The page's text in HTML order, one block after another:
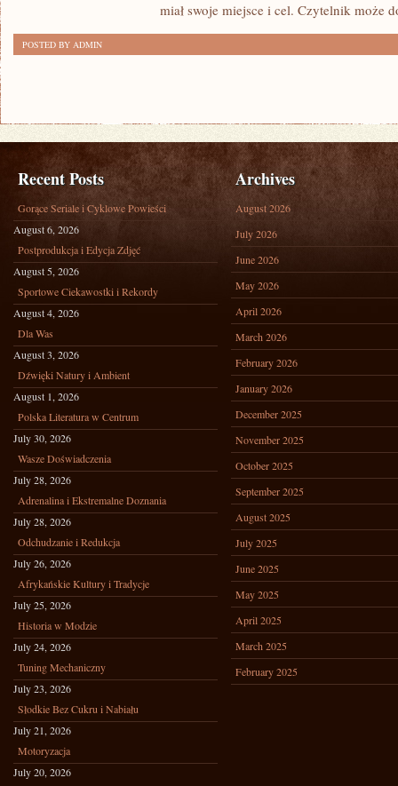
miał swoje miejsce i cel. Czytelnik może
POSTED BY ADMIN
Recent Posts
Gorące Seriale i Cyklowe Powieści
August 6, 2026
Postprodukcja i Edycja Zdjęć
August 5, 2026
Sportowe Ciekawostki i Rekordy
August 4, 2026
Dla Was
August 3, 2026
Dźwięki Natury i Ambient
August 1, 2026
Polska Literatura w Centrum
July 30, 2026
Wasze Doświadczenia
July 28, 2026
Adrenalina i Ekstremalne Doznania
July 28, 2026
Odchudzanie i Redukcja
July 26, 2026
Afrykańskie Kultury i Tradycje
July 25, 2026
Historia w Modzie
July 24, 2026
Tuning Mechaniczny
July 23, 2026
Słodkie Bez Cukru i Nabiału
July 21, 2026
Motoryzacja
July 20, 2026
Archives
August 2026
July 2026
June 2026
May 2026
April 2026
March 2026
February 2026
January 2026
December 2025
November 2025
October 2025
September 2025
August 2025
July 2025
June 2025
May 2025
April 2025
March 2025
February 2025